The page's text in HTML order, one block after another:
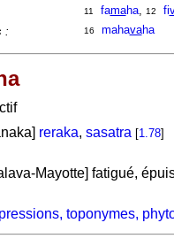
11 famaha, 12 fi
:
16 mahavaha
reraka, sasatra [1.78]
Mayotte] fatigué,
toponymes,